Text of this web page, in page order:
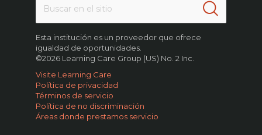
Esta institución es un proveedor que ofrece
igualdad de oportunidades.
©2026 Learning Care Group (US) No. 2 Inc.
Visite Learning Care
Política de privacidad
Términos de servicio
Política de no discriminación
Áreas donde prestamos servicio